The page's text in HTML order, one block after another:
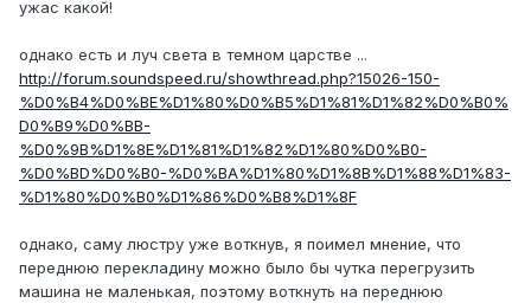
ужас какой!
однако есть и луч света в темном царстве ...
http://forum.soundspeed.ru/showthread.php?15026-150-
%D0%B4%D0%BE%D1%80%D0%B5%D1%81%D1%82%D0%B0%
D0%B9%D0%BB-
%D0%9B%D1%8E%D1%81%D1%82%D1%80%D0%B0-
%D0%BD%D0%B0-%D0%BA%D1%80%D1%8B%D1%88%D1%83-
%D1%80%D0%B0%D1%86%D0%B8%D1%8F
однако, саму люстру уже воткнув, я поимел мнение, что
переднюю перекладину можно было бы чутка перегрузить
машина не маленькая, поэтому воткнуть на переднюю